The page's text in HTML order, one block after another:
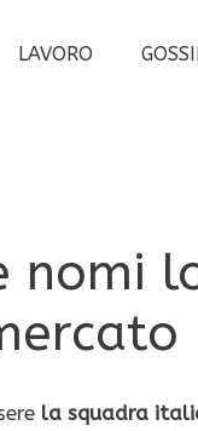
LAVORO
nomi
la squadra